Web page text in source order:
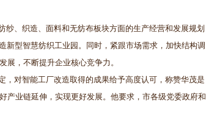
、织造、面料和无纺布板块方面的生产经营和发展规划
新型智慧纺织工业园。同时，紧跟市场需求，加快结构调
展，不断提升企业核心竞争力。
对智能工厂改造取得的成果给予高度认可，称赞华茂是
产业链延伸，实现更好发展。他要求，市各级党委政府和